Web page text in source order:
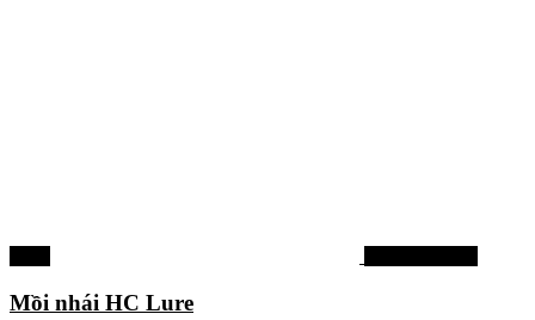
Mồi nhái HC Lure